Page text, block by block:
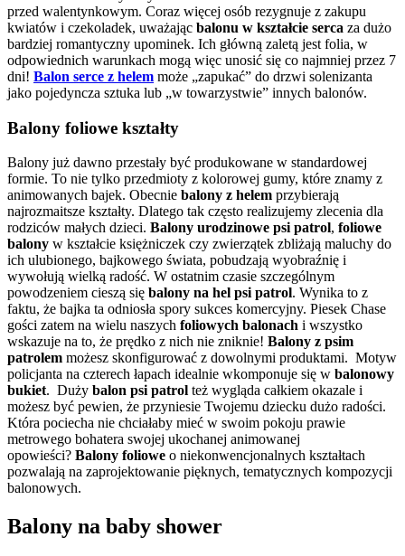
przed walentynkowym. Coraz więcej osób rezygnuje z zakupu
kwiatów i czekoladek, uważając balonu w kształcie serca za dużo
bardziej romantyczny upominek. Ich główną zaletą jest folia, w
odpowiednich warunkach mogą więc unosić się co najmniej przez 7
dni! Balon serce z helem może „zapukać” do drzwi solenizanta
jako pojedyncza sztuka lub „w towarzystwie” innych balonów.
Balony foliowe kształty
Balony już dawno przestały być produkowane w standardowej
formie. To nie tylko przedmioty z kolorowej gumy, które znamy z
animowanych bajek. Obecnie balony z helem przybierają
najrozmaitsze kształty. Dlatego tak często realizujemy zlecenia dla
rodziców małych dzieci. Balony urodzinowe psi patrol, foliowe
balony w kształcie księżniczek czy zwierzątek zbliżają maluchy do
ich ulubionego, bajkowego świata, pobudzają wyobraźnię i
wywołują wielką radość. W ostatnim czasie szczególnym
powodzeniem cieszą się balony na hel psi patrol. Wynika to z
faktu, że bajka ta odniosła spory sukces komercyjny. Piesek Chase
gości zatem na wielu naszych foliowych balonach i wszystko
wskazuje na to, że prędko z nich nie zniknie! Balony z psim
patrolem możesz skonfigurować z dowolnymi produktami. Motyw
policjanta na czterech łapach idealnie wkomponuje się w balonowy
bukiet. Duży balon psi patrol też wygląda całkiem okazale i
możesz być pewien, że przyniesie Twojemu dziecku dużo radości.
Która pociecha nie chciałaby mieć w swoim pokoju prawie
metrowego bohatera swojej ukochanej animowanej
opowieści? Balony foliowe o niekonwencjonalnych kształtach
pozwalają na zaprojektowanie pięknych, tematycznych kompozycji
balonowych.
Balony na baby shower